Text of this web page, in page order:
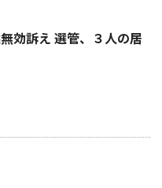
効訴え 選管、３人の居